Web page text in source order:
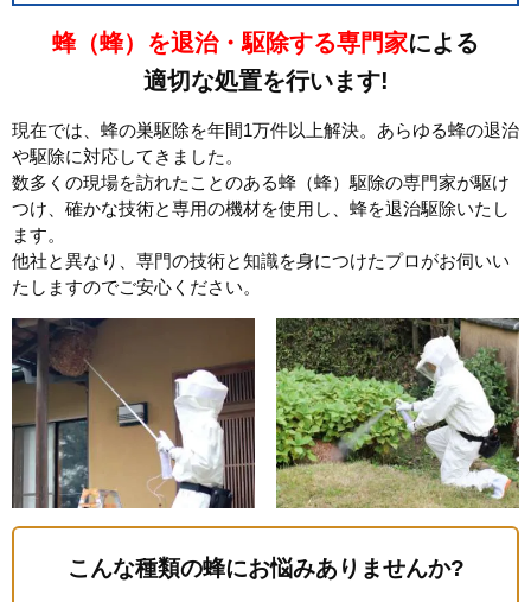
蜂（蜂）を退治・駆除する専門家による
適切な処置を行います!
現在では、蜂の巣駆除を年間1万件以上解決。あらゆる蜂の退治
や駆除に対応してきました。
数多くの現場を訪れたことのある蜂（蜂）駆除の専門家が駆け
つけ、確かな技術と専用の機材を使用し、蜂を退治駆除いたし
ます。
他社と異なり、専門の技術と知識を身につけたプロがお伺いい
たしますのでご安心ください。
こんな種類の蜂にお悩みありませんか?